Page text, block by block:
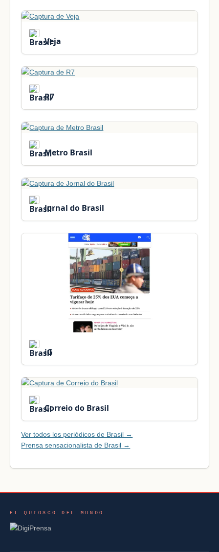
Veja
R7
Metro Brasil
Jornal do Brasil
iG
Correio do Brasil
Ver todos los periódicos de Brasil →
Prensa sensacionalista de Brasil →
EL QUIOSCO DEL MUNDO